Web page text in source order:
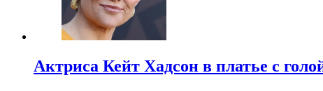
Актриса Кейт Хадсон в платье с